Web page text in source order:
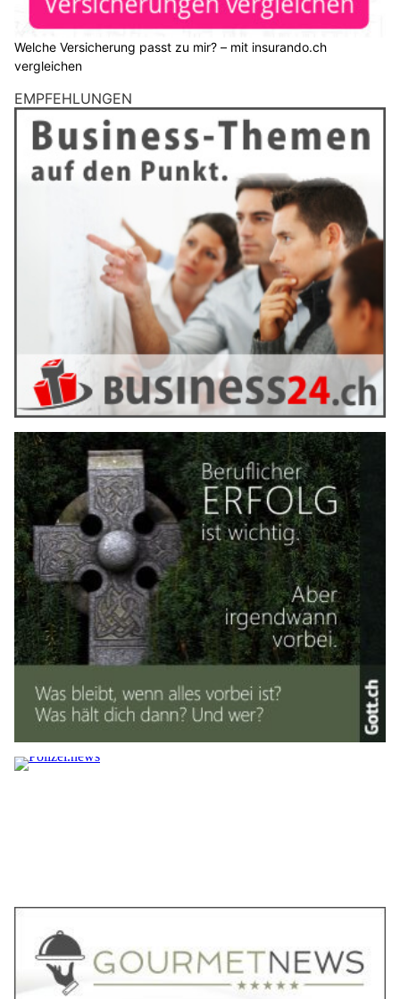
Welche Versicherung passt zu mir? – mit insurando.ch
vergleichen
EMPFEHLUNGEN